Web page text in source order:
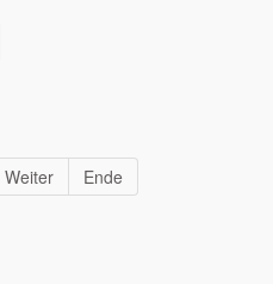
Weiter Ende